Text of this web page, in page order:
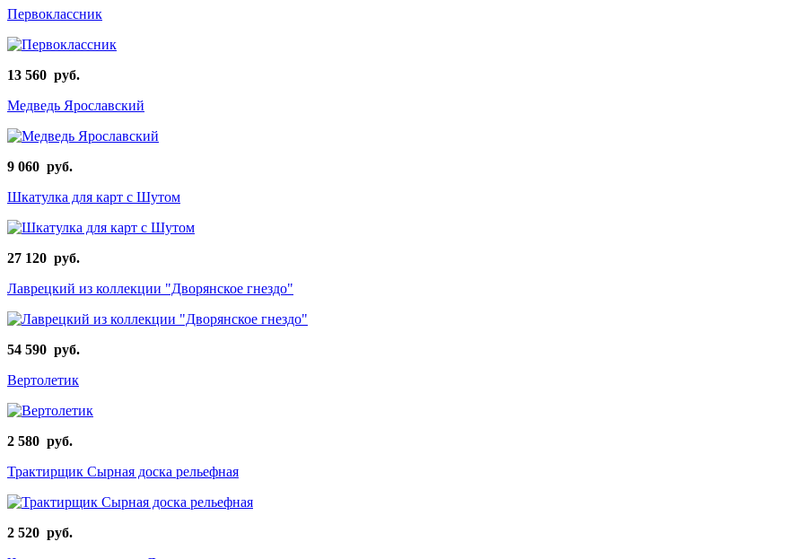
Первоклассник
13 560 руб.
Медведь Ярославский
9 060 руб.
Шкатулка для карт с Шутом
27 120 руб.
Лаврецкий из коллекции "Дворянское гнездо"
54 590 руб.
Вертолетик
2 580 руб.
Трактирщик Сырная доска рельефная
2 520 руб.